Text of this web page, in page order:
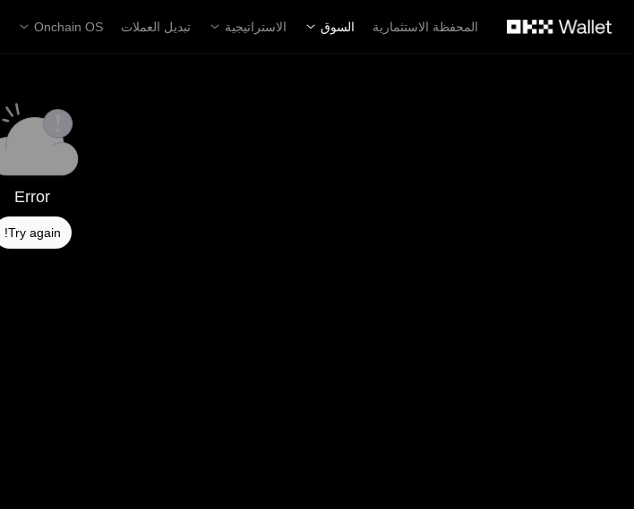
المحفظة الاستثمارية
السوق الاستراتيجية تبديل العملات Onchain OS
Error
Try again!